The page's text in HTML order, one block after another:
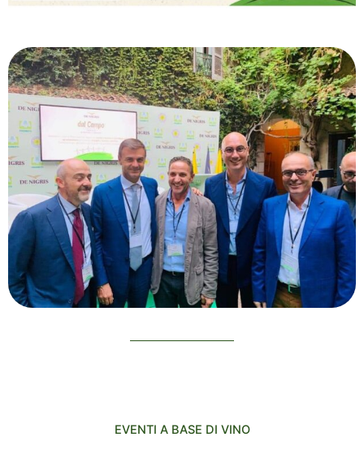
EVENTI A BASE DI VINO